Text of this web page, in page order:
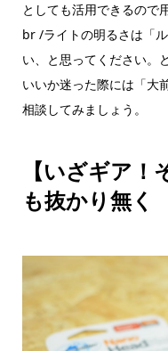
としても活用できるので
br /ライトの明るさは「
い、と思ってください。
いいか迷った際には「大
相談してみましょう。
【いざギア
も抜かり無く